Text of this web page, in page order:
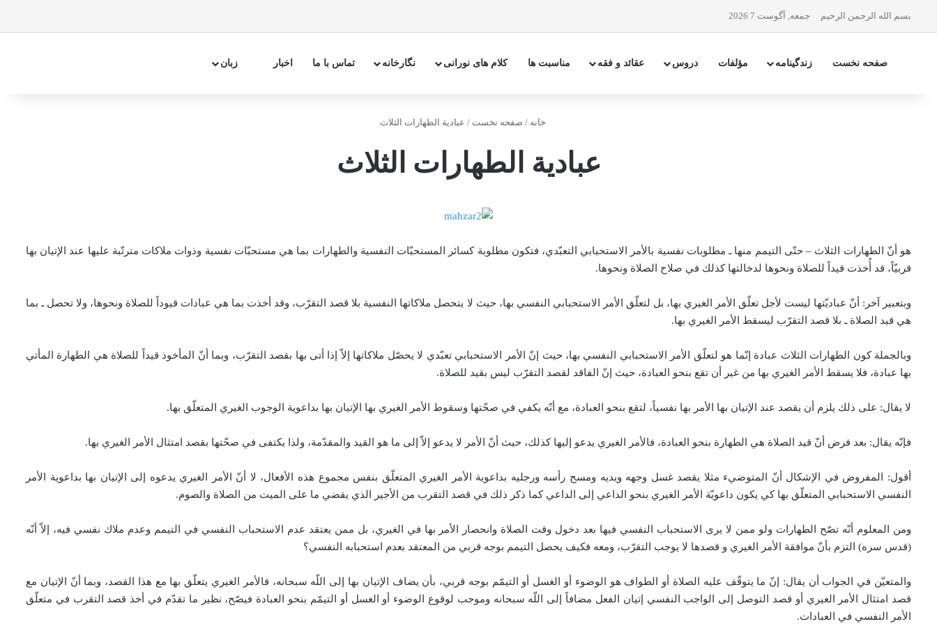
بسم الله الرحمن الرحیم جمعه, آگوست 7 2026
صفحه نخست زندگینامه مؤلفات دروس عقائد و فقه مناسبت ها کلام های نورانی نگارخانه تماس با ما اخبار زبان
خانه / صفحه نخست / عبادية الطهارات الثلاث
عبادية الطهارات الثلاث
هو أنّ الطهارات الثلاث – حتّى التيمم منها ـ مطلوبات نفسية بالأمر الاستحبابي التعبّدي، فتكون مطلوبة كسائر
المستحبّات النفسية والطهارات بما هي مستحبّات نفسية وذوات ملاكات مترتّبة عليها عند الإتيان بها
قربيّاً، قد أُخذت قيداً للصلاة ونحوها لدخالتها كذلك في صلاح الصلاة ونحوها.
وبتعبير آخر: أنّ عباديّتها ليست لأجل تعلّق الأمر الغيري بها، بل لتعلّق الأمر الاستحبابي النفسي بها، حيث لا يتحصل ملاكاتها النفسية بلا قصد التقرّب، وقد أخذت بما هي عبادات قيوداً للصلاة ونحوها، ولا تحصل ـ بما
هي قيد الصلاة ـ بلا قصد التقرّب ليسقط الأمر الغيري بها.
وبالجملة كون الطهارات الثلاث عبادة إنّما هو لتعلّق الأمر الاستحبابي النفسي بها، حيث إنّ الأمر الاستحبابي تعبّدي لا يحصّل ملاكاتها إلاّ إذا أتى بها بقصد التقرّب، وبما أنّ المأخوذ قيداً للصلاة هي الطهارة المأتي
بها عبادة، فلا يسقط الأمر الغيري بها من غير أن تقع بنحو العبادة، حيث إنّ الفاقد لقصد التقرّب ليس بقيد للصلاة.
لا يقال: على ذلك يلزم أن يقصد عند الإتيان بها الأمر بها نفسياً، لتقع بنحو العبادة، مع أنّه يكفي في صحّتها وسقوط الأمر الغيري بها الإتيان بها بداعوية الوجوب الغيري المتعلّق بها.
فإنّه يقال: بعد فرض أنّ قيد الصلاة هي الطهارة بنحو العبادة، فالأمر الغيري يدعو إليها كذلك، حيث أنّ الأمر لا يدعو إلاّ إلى ما هو القيد والمقدّمة، ولذا يكتفى في صحّتها بقصد امتثال الأمر الغيري بها.
أقول: المفروض في الإشكال أنّ المتوضيء مثلا يقصد غسل وجهه ويديه ومسح رأسه ورجليه بداعوية الأمر الغيري المتعلّق بنفس مجموع هذه الأفعال، لا أنّ الأمر الغيري يدعوه إلى الإتيان بها بداعوية الأمر
النفسي الاستحبابي المتعلّق بها كي يكون داعويّة الأمر الغيري بنحو الداعي إلى الداعي كما ذكر ذلك في قصد التقرب من الأجير الذي يقضي ما على الميت من الصلاة والصوم.
ومن المعلوم أنّه تصّح الطهارات ولو ممن لا يرى الاستحباب النفسي فيها بعد دخول وقت الصلاة وانحصار الأمر بها في الغيري، بل ممن يعتقد عدم الاستحباب النفسي في التيمم وعدم ملاك نفسي فيه، إلاّ أنّه
(قدس سره) التزم بأنّ موافقة الأمر الغيري و قصدها لا يوجب التقرّب، ومعه فكيف يحصل التيمم بوجه قربي من المعتقد بعدم استحبابه النفسي؟
والمتعيّن في الجواب أن يقال: إنّ ما يتوقّف عليه الصلاة أو الطواف هو الوضوء أو الغسل أو التيمّم بوجه قربي، بأن يضاف الإتيان بها إلى اللّه سبحانه، فالأمر الغيري يتعلّق بها مع هذا القصد، وبما أنّ الإتيان مع
قصد امتثال الأمر الغيري أو قصد التوصل إلى الواجب النفسي إتيان الفعل مضافاً إلى اللّه سبحانه وموجب لوقوع الوضوء أو الغسل أو التيمّم بنحو العبادة فيصّح، نظير ما تقدّم في أخذ قصد التقرب في متعلّق
الأمر النفسي في العبادات.